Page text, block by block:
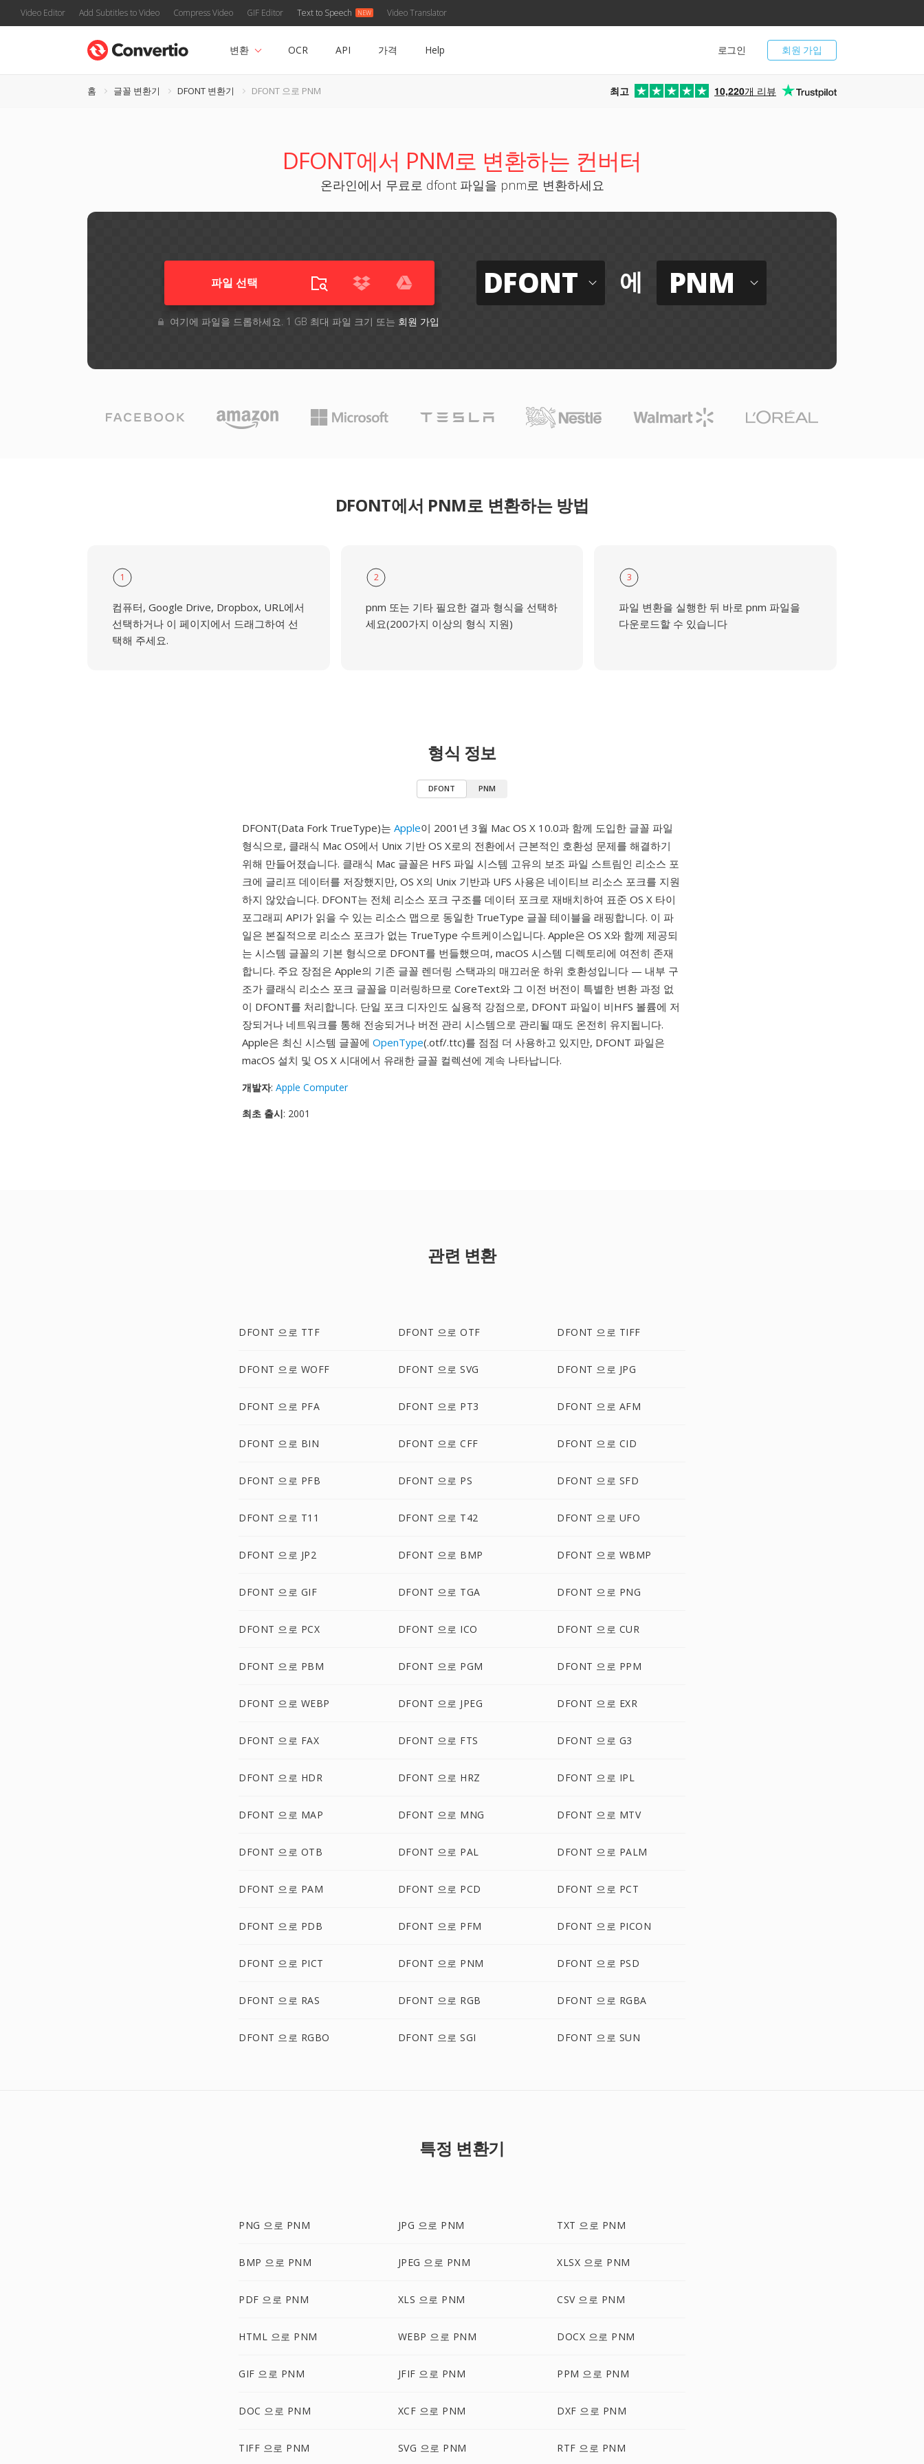
Video Editor Add Subtitles to Video Compress Video GIF Editor Text to Speech Video Translator
회원 가입
로그인
변환 OCR API 가격 Help
홈 글꼴 변환기 DFONT 변환기 DFONT 으로 PNM 최고 10,220개 리뷰
DFONT에서 PNM로 변환하는 컨버터
온라인에서 무료로 dfont 파일을 pnm로 변환하세요
파일 선택
여기에 파일을 드롭하세요. 1 GB 최대 파일 크기 또는 회원 가입
DFONT 에 PNM
DFONT에서 PNM로 변환하는 방법
1
컴퓨터, Google Drive, Dropbox, URL에서
선택하거나 이 페이지에서 드래그하여 선
택해 주세요.
2
pnm 또는 기타 필요한 결과 형식을 선택하
세요(200가지 이상의 형식 지원)
3
파일 변환을 실행한 뒤 바로 pnm 파일을
다운로드할 수 있습니다
형식 정보
DFONT PNM
DFONT(Data Fork TrueType)는 Apple이 2001년 3월 Mac OS X 10.0과 함께 도입한 글꼴 파일
형식으로, 클래식 Mac OS에서 Unix 기반 OS X로의 전환에서 근본적인 호환성 문제를 해결하기
위해 만들어졌습니다. 클래식 Mac 글꼴은 HFS 파일 시스템 고유의 보조 파일 스트림인 리소스 포
크에 글리프 데이터를 저장했지만, OS X의 Unix 기반과 UFS 사용은 네이티브 리소스 포크를 지원
하지 않았습니다. DFONT는 전체 리소스 포크 구조를 데이터 포크로 재배치하여 표준 OS X 타이
포그래피 API가 읽을 수 있는 리소스 맵으로 동일한 TrueType 글꼴 테이블을 래핑합니다. 이 파
일은 본질적으로 리소스 포크가 없는 TrueType 수트케이스입니다. Apple은 OS X와 함께 제공되
는 시스템 글꼴의 기본 형식으로 DFONT를 번들했으며, macOS 시스템 디렉토리에 여전히 존재
합니다. 주요 장점은 Apple의 기존 글꼴 렌더링 스택과의 매끄러운 하위 호환성입니다 — 내부 구
조가 클래식 리소스 포크 글꼴을 미러링하므로 CoreText와 그 이전 버전이 특별한 변환 과정 없
이 DFONT를 처리합니다. 단일 포크 디자인도 실용적 강점으로, DFONT 파일이 비HFS 볼륨에 저
장되거나 네트워크를 통해 전송되거나 버전 관리 시스템으로 관리될 때도 온전히 유지됩니다.
Apple은 최신 시스템 글꼴에 OpenType(.otf/.ttc)를 점점 더 사용하고 있지만, DFONT 파일은
macOS 설치 및 OS X 시대에서 유래한 글꼴 컬렉션에 계속 나타납니다.
개발자: Apple Computer
최초 출시: 2001
관련 변환
DFONT 으로 TTF DFONT 으로 OTF DFONT 으로 TIFF
DFONT 으로 WOFF DFONT 으로 SVG DFONT 으로 JPG
DFONT 으로 PFA DFONT 으로 PT3 DFONT 으로 AFM
DFONT 으로 BIN DFONT 으로 CFF DFONT 으로 CID
DFONT 으로 PFB DFONT 으로 PS DFONT 으로 SFD
DFONT 으로 T11 DFONT 으로 T42 DFONT 으로 UFO
DFONT 으로 JP2 DFONT 으로 BMP DFONT 으로 WBMP
DFONT 으로 GIF DFONT 으로 TGA DFONT 으로 PNG
DFONT 으로 PCX DFONT 으로 ICO DFONT 으로 CUR
DFONT 으로 PBM DFONT 으로 PGM DFONT 으로 PPM
DFONT 으로 WEBP DFONT 으로 JPEG DFONT 으로 EXR
DFONT 으로 FAX DFONT 으로 FTS DFONT 으로 G3
DFONT 으로 HDR DFONT 으로 HRZ DFONT 으로 IPL
DFONT 으로 MAP DFONT 으로 MNG DFONT 으로 MTV
DFONT 으로 OTB DFONT 으로 PAL DFONT 으로 PALM
DFONT 으로 PAM DFONT 으로 PCD DFONT 으로 PCT
DFONT 으로 PDB DFONT 으로 PFM DFONT 으로 PICON
DFONT 으로 PICT DFONT 으로 PNM DFONT 으로 PSD
DFONT 으로 RAS DFONT 으로 RGB DFONT 으로 RGBA
DFONT 으로 RGBO DFONT 으로 SGI DFONT 으로 SUN
특정 변환기
PNG 으로 PNM JPG 으로 PNM TXT 으로 PNM
BMP 으로 PNM JPEG 으로 PNM XLSX 으로 PNM
PDF 으로 PNM XLS 으로 PNM CSV 으로 PNM
HTML 으로 PNM WEBP 으로 PNM DOCX 으로 PNM
GIF 으로 PNM JFIF 으로 PNM PPM 으로 PNM
DOC 으로 PNM XCF 으로 PNM DXF 으로 PNM
TIFF 으로 PNM SVG 으로 PNM RTF 으로 PNM